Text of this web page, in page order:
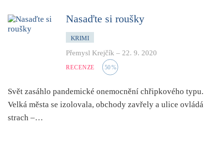
Nasaďte si roušky
KRIMI
Přemysl Krejčík – 22. 9. 2020
RECENZE 50%
Svět zasáhlo pandemické onemocnění chřipkového typu.
Velká města se izolovala, obchody zavřely a ulice ovládá
strach –…